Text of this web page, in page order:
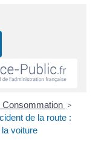
>
de la route :
voiture